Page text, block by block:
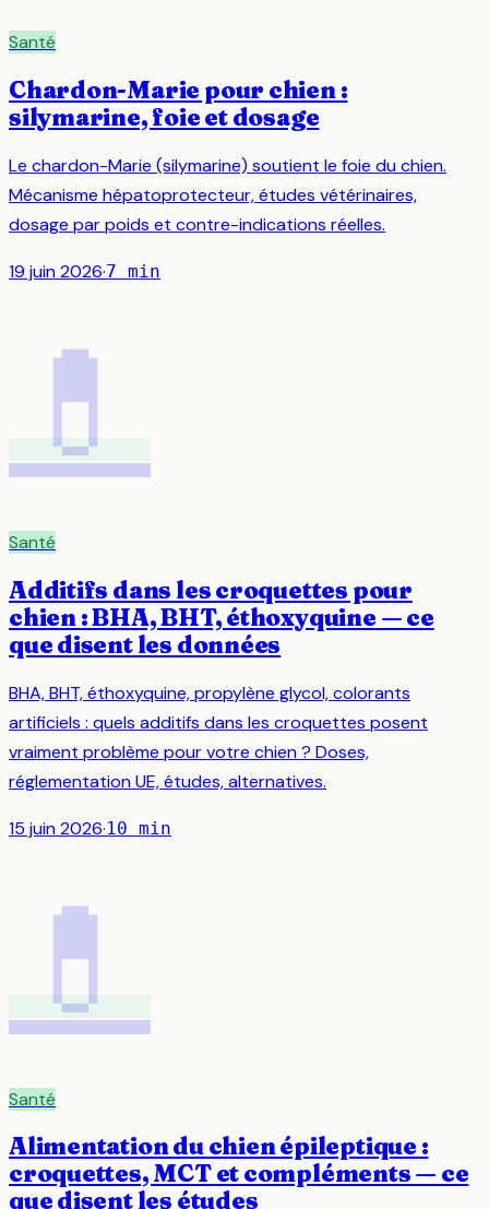
Santé
Chardon-Marie pour chien :
silymarine, foie et dosage
Le chardon-Marie (silymarine) soutient le foie du chien.
Mécanisme hépatoprotecteur, études vétérinaires,
dosage par poids et contre-indications réelles.
19 juin 2026·7 min
💊
Santé
Additifs dans les croquettes pour
chien : BHA, BHT, éthoxyquine — ce
que disent les données
BHA, BHT, éthoxyquine, propylène glycol, colorants
artificiels : quels additifs dans les croquettes posent
vraiment problème pour votre chien ? Doses,
réglementation UE, études, alternatives.
15 juin 2026·10 min
💊
Santé
Alimentation du chien épileptique :
croquettes, MCT et compléments — ce
que disent les études